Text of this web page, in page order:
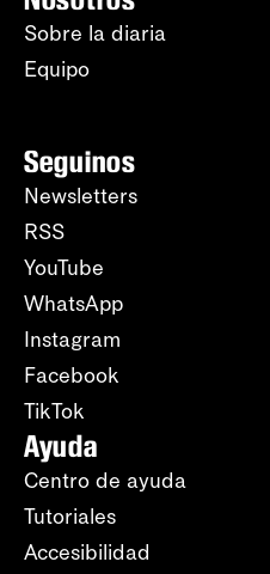
Sobre la diaria
Equipo
Seguinos
Newsletters
RSS
YouTube
WhatsApp
Instagram
Facebook
TikTok
Ayuda
Centro de ayuda
Tutoriales
Accesibilidad